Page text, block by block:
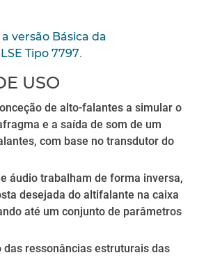
a versão Básica da
Tipo 7797.
USO
de alto-falantes a simular o
e a saída de som de um
com base no transdutor do
áudio trabalham de forma inversa,
desejada do altifalante na caixa
até um conjunto de parâmetros
das ressonâncias estruturais das